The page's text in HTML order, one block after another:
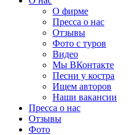
О фирме
Пресса о нас
Отзывы
Фото с туров
Видео
Мы ВКонтакте
Песни у костра
Ищем авторов
Наши вакансии
Пресса о нас
Отзывы
Фото